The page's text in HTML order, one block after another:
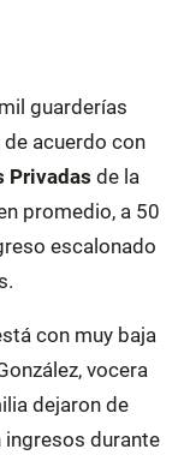
guarderías
acuerdo con
Privadas de la
promedio, a 50
escalonado
con muy baja
vocera
dejaron de
ingresos durante